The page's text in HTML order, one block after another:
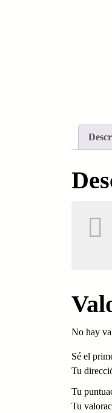
No hay
Sé el
Tu
Tu
Tu